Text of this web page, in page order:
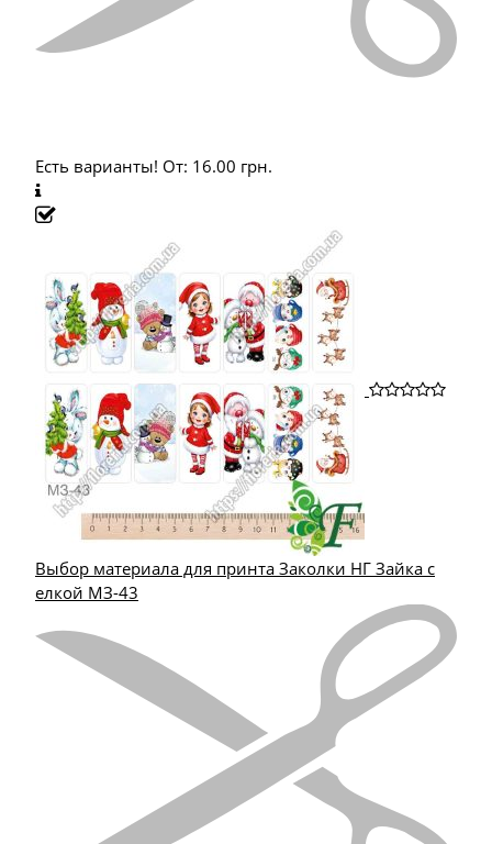
Есть варианты! От: 16.00 грн.
Выбор материала для принта Заколки НГ Зайка с
елкой МЗ-43